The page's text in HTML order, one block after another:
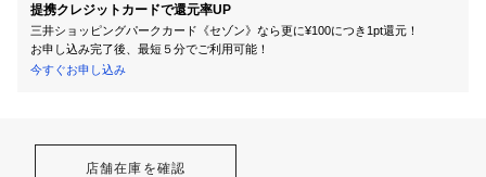
提携クレジットカードで還元率UP
三井ショッピングパークカード《セゾン》なら更に¥100につき1pt還元！
お申し込み完了後、最短５分でご利用可能！
今すぐお申し込み
店舗在庫を確認